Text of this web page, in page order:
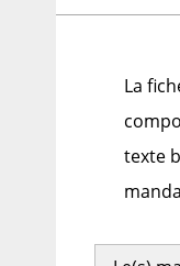
La
texte